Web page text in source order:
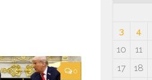
0
3
4
10
11
17
18